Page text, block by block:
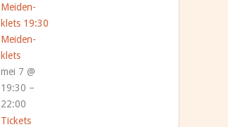
Meiden-
klets 19:30
Meiden-
klets
mei 7 @
19:30 –
22:00
Tickets